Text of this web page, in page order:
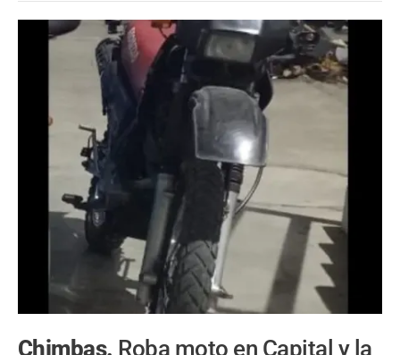
Chimbas. Roba moto en Capital y la